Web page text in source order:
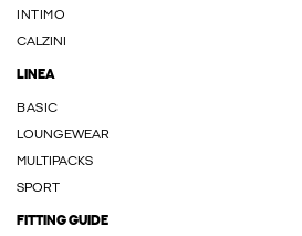
INTIMO
CALZINI
LINEA
BASIC
LOUNGEWEAR
MULTIPACKS
SPORT
FITTING GUIDE